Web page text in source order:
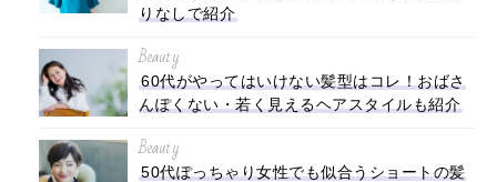
りなしで紹介
Beauty
60代がやってはいけない髪型はコレ！おばさ
んぽくない・若く見えるヘアスタイルも紹介
Beauty
50代ぽっちゃり女性でも似合うショートの髪